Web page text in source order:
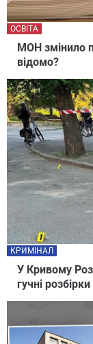
МОН змінило
відомо?
ОСВІТА
У Кривому
гучні розбірки
КРИМІНАЛ